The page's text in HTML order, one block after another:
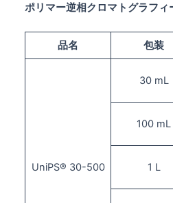
ポリマー逆相クロマトグラフ
品名 包装
UniPS® 30-500
30 mL
100 mL
1 L